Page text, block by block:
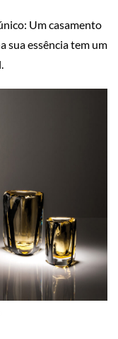
Um casamento
sua essência tem um